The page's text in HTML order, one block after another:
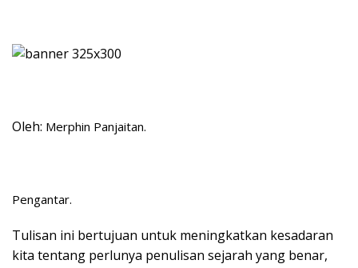
Oleh: Merphin Panjaitan.
Pengantar.
Tulisan ini bertujuan untuk meningkatkan kesadaran
kita tentang perlunya penulisan sejarah yang benar,